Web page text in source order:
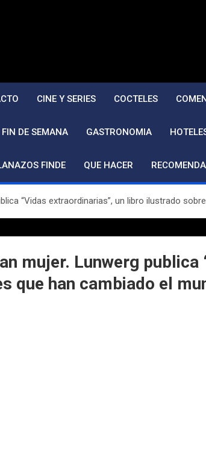
CINE Y SERIES COCTELES
FIN DE SEMANA GASTRONOMIA
FINDE QUE HACER
“Vidas extraordinarias”, un libro ilustrado
mujer. Lunwerg publica
que han cambiado el